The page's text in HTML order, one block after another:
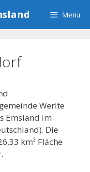
Menü
Werlte
Emsland im
Die
km² Fläche